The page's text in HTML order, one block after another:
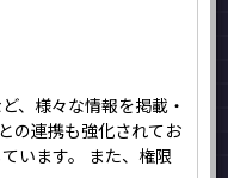
、様々な情報を掲載・
の連携も強化されてお
います。 また、権限